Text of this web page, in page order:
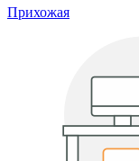
Прихожая